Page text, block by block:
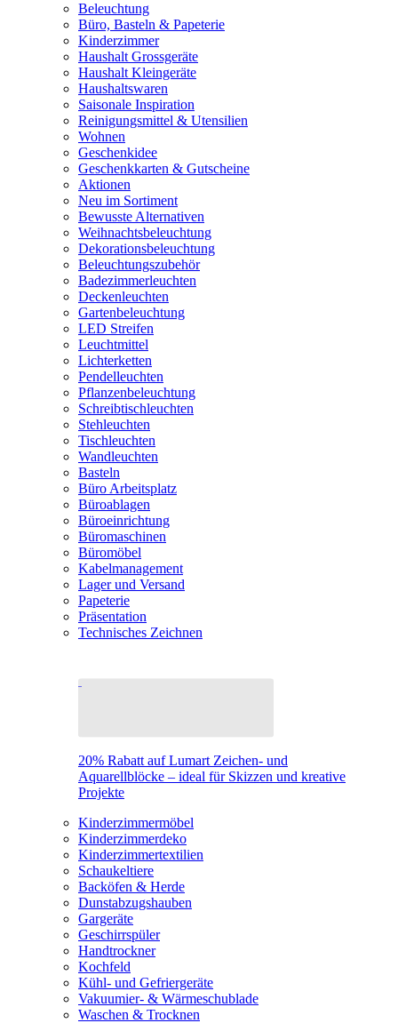
Beleuchtung
Büro, Basteln & Papeterie
Kinderzimmer
Haushalt Grossgeräte
Haushalt Kleingeräte
Haushaltswaren
Saisonale Inspiration
Reinigungsmittel & Utensilien
Wohnen
Geschenkidee
Geschenkkarten & Gutscheine
Aktionen
Neu im Sortiment
Bewusste Alternativen
Weihnachtsbeleuchtung
Dekorationsbeleuchtung
Beleuchtungszubehör
Badezimmerleuchten
Deckenleuchten
Gartenbeleuchtung
LED Streifen
Leuchtmittel
Lichterketten
Pendelleuchten
Pflanzenbeleuchtung
Schreibtischleuchten
Stehleuchten
Tischleuchten
Wandleuchten
Basteln
Büro Arbeitsplatz
Büroablagen
Büroeinrichtung
Büromaschinen
Büromöbel
Kabelmanagement
Lager und Versand
Papeterie
Präsentation
Technisches Zeichnen
20% Rabatt auf Lumart Zeichen- und
Aquarellblöcke – ideal für Skizzen und kreative
Projekte
Kinderzimmermöbel
Kinderzimmerdeko
Kinderzimmertextilien
Schaukeltiere
Backöfen & Herde
Dunstabzugshauben
Gargeräte
Geschirrspüler
Handtrockner
Kochfeld
Kühl- und Gefriergeräte
Vakuumier- & Wärmeschublade
Waschen & Trocknen